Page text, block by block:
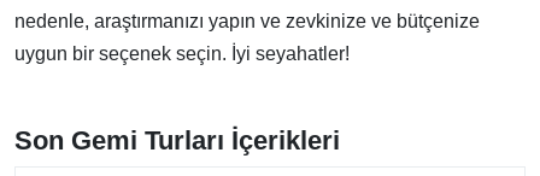
nedenle, araştırmanızı yapın ve zevkinize ve bütçenize
uygun bir seçenek seçin. İyi seyahatler!
Son Gemi Turları İçerikleri